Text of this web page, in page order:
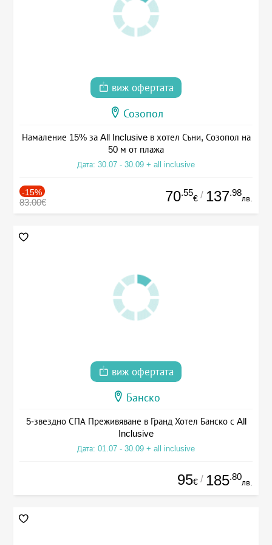
виж офертата
Созопол
Намаление 15% за All Inclusive в хотел Съни, Созопол на
50 м от плажа
Дата: 30.07 - 30.09 + all inclusive
-15%
83.00€ 70.55
€ / 137.98
лв.
виж офертата
Банско
5-звездно СПА Преживяване в Гранд Хотел Банско с All
Inclusive
Дата: 01.07 - 30.09 + all inclusive
95€ / 185.80
лв.